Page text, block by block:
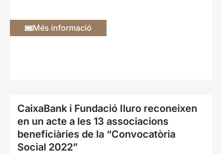
Més informació
CaixaBank i Fundació Iluro reconeixen
en un acte a les 13 associacions
beneficiàries de la “Convocatòria
Social 2022”